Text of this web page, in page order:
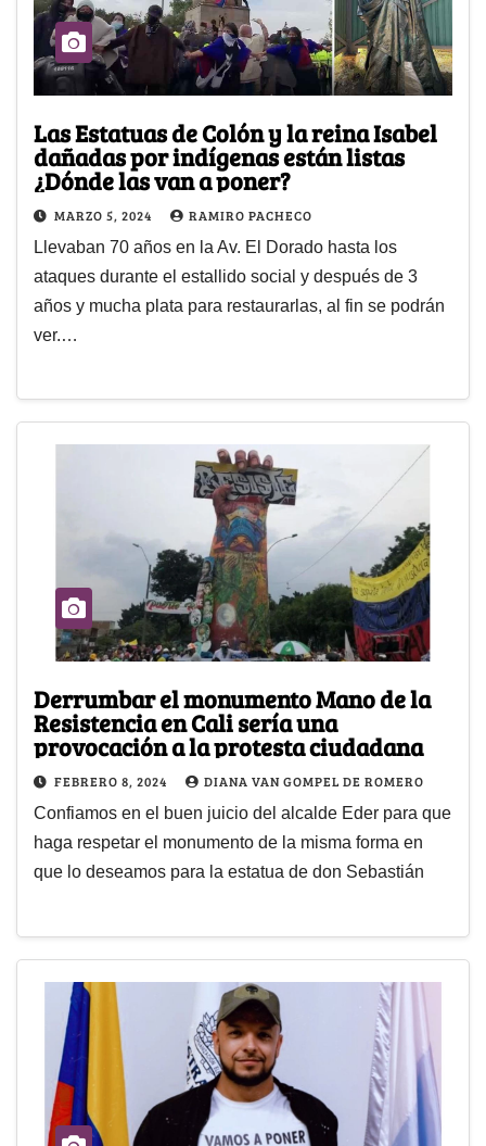
Las Estatuas de Colón y la reina Isabel
dañadas por indígenas están listas
¿Dónde las van a poner?
MARZO 5, 2024 RAMIRO PACHECO
Llevaban 70 años en la Av. El Dorado hasta los
ataques durante el estallido social y después de 3
años y mucha plata para restaurarlas, al fin se podrán
ver.…
Derrumbar el monumento Mano de la
Resistencia en Cali sería una
provocación a la protesta ciudadana
FEBRERO 8, 2024 DIANA VAN GOMPEL DE ROMERO
Confiamos en el buen juicio del alcalde Eder para que
haga respetar el monumento de la misma forma en
que lo deseamos para la estatua de don Sebastián